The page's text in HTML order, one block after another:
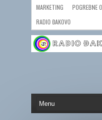
MARKETING POGREBNE
RADIO ĐAKOVO